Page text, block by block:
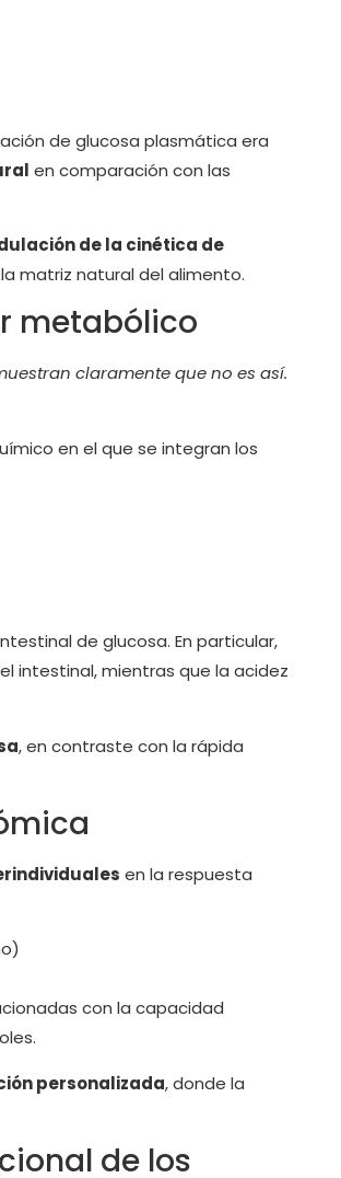
de glucosa plasmática era
en comparación con las
de la cinética de
matriz natural del alimento.
metabólico
claramente que no es así.
en el que se integran los
de glucosa. En particular,
intestinal, mientras que la acidez
, en contraste con la rápida
en la respuesta
con la capacidad
personalizada, donde la
de los